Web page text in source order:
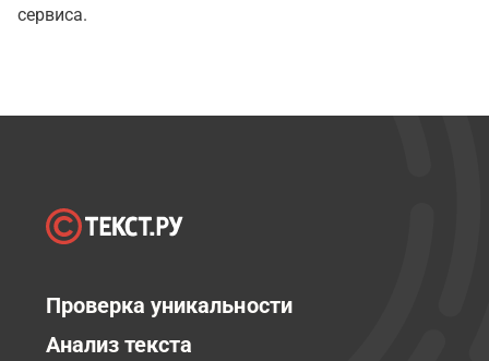
сервиса.
Проверка уникальности
Анализ текста